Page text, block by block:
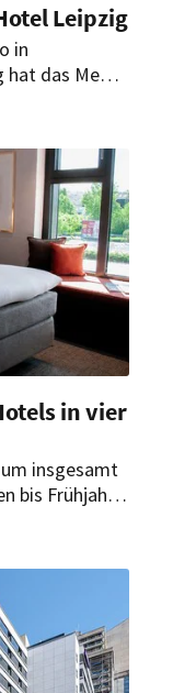
Leipzig
in
hat das Me
in vier
insgesamt
bis Frühjahr
Einsatz.